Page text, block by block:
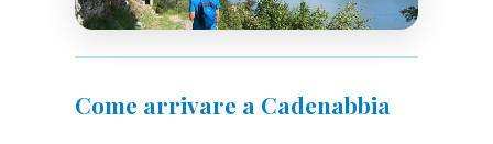
Come arrivare a Cadenabbia